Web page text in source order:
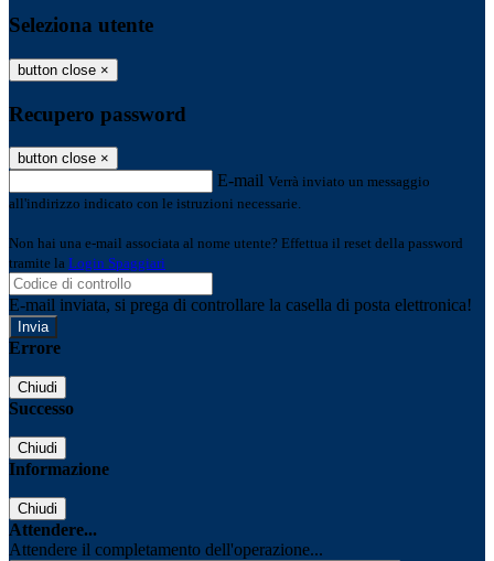
Seleziona utente
button close ×
Recupero password
button close ×
E-mail Verrà inviato un messaggio
all'indirizzo indicato con le istruzioni necessarie.
Non hai una e-mail associata al nome utente? Effettua il reset della password
tramite la Login Spaggiari
E-mail inviata, si prega di controllare la casella di posta elettronica!
Errore
Chiudi
Successo
Chiudi
Informazione
Chiudi
Attendere...
Attendere il completamento dell'operazione...